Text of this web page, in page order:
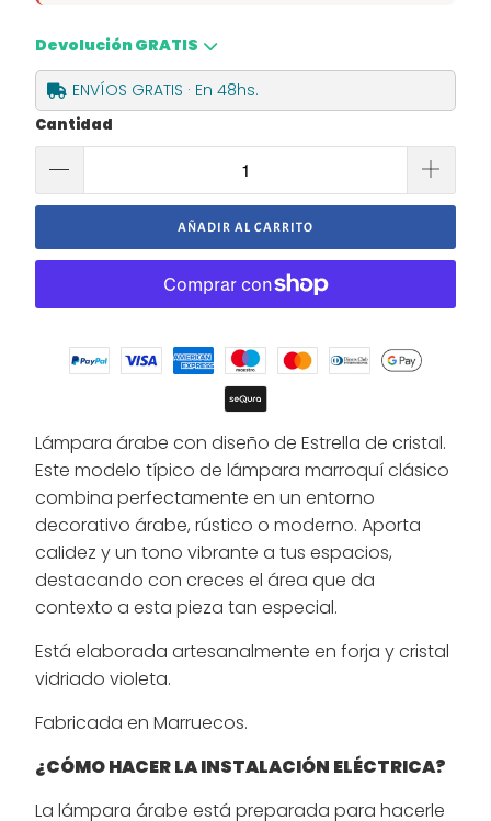
Devolución GRATIS
ENVÍOS GRATIS · En 48hs.
Cantidad
AÑADIR AL CARRITO
Lámpara árabe con diseño de Estrella de cristal.
Este modelo típico de lámpara marroquí clásico
combina perfectamente en un entorno
decorativo árabe, rústico o moderno. Aporta
calidez y un tono vibrante a tus espacios,
destacando con creces el área que da
contexto a esta pieza tan especial.
Está elaborada artesanalmente en forja y cristal
vidriado violeta.
Fabricada en Marruecos.
¿CÓMO HACER LA INSTALACIÓN ELÉCTRICA?
La lámpara árabe está preparada para hacerle